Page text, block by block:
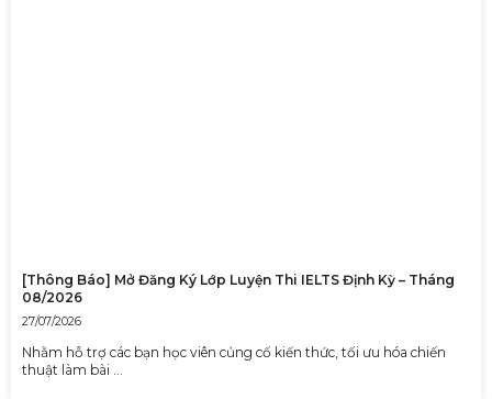
[Thông Báo] Mở Đăng Ký Lớp Luyện Thi IELTS Định Kỳ – Tháng
08/2026
27/07/2026
Nhằm hỗ trợ các bạn học viên củng cố kiến thức, tối ưu hóa chiến
thuật làm bài …